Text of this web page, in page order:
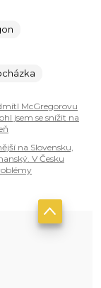
McGregorovu
jsem se snížit na
na Slovensku,
V Česku